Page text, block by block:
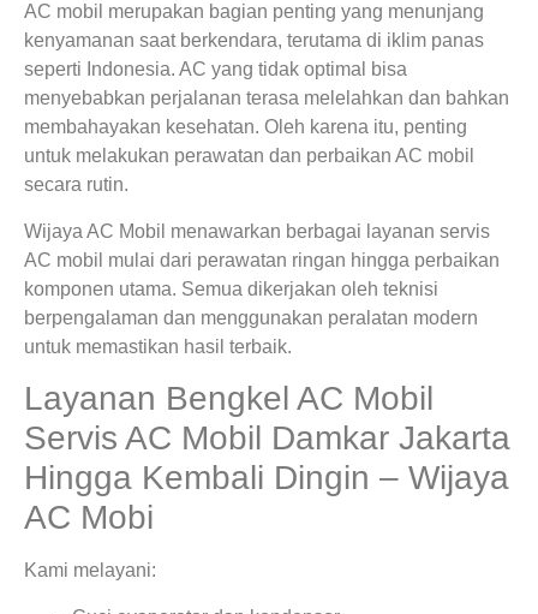
AC mobil merupakan bagian penting yang menunjang
kenyamanan saat berkendara, terutama di iklim panas
seperti Indonesia. AC yang tidak optimal bisa
menyebabkan perjalanan terasa melelahkan dan bahkan
membahayakan kesehatan. Oleh karena itu, penting
untuk melakukan perawatan dan perbaikan AC mobil
secara rutin.
Wijaya AC Mobil menawarkan berbagai layanan servis
AC mobil mulai dari perawatan ringan hingga perbaikan
komponen utama. Semua dikerjakan oleh teknisi
berpengalaman dan menggunakan peralatan modern
untuk memastikan hasil terbaik.
Layanan Bengkel AC Mobil
Servis AC Mobil Damkar Jakarta
Hingga Kembali Dingin – Wijaya
AC Mobi
Kami melayani: